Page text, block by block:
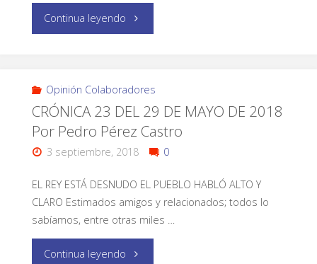
Continua leyendo
Opinión Colaboradores
CRÓNICA 23 DEL 29 DE MAYO DE 2018
Por Pedro Pérez Castro
3 septiembre, 2018 0
EL REY ESTÁ DESNUDO EL PUEBLO HABLÓ ALTO Y
CLARO Estimados amigos y relacionados; todos lo
sabíamos, entre otras miles …
Continua leyendo